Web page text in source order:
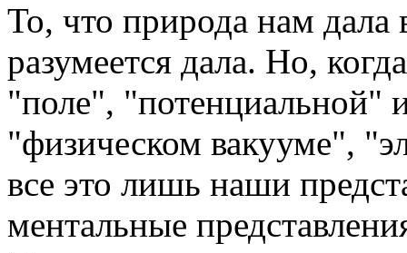
То, что природа нам
разумеется дала. Но,
"поле", "потенциальной"
"физическом вакууме",
все это лишь наши
ментальные